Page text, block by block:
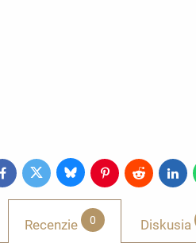
FacebookTwitter BlueskyPinterestReddit
Recenzie 0 Diskusia